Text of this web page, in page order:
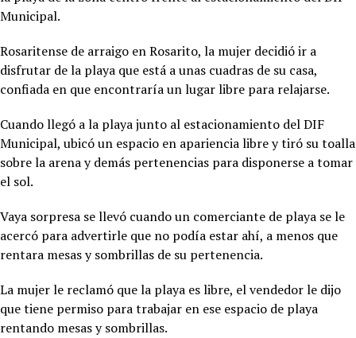
Municipal.
Rosaritense de arraigo en Rosarito, la mujer decidió ir a
disfrutar de la playa que está a unas cuadras de su casa,
confiada en que encontraría un lugar libre para relajarse.
Cuando llegó a la playa junto al estacionamiento del DIF
Municipal, ubicó un espacio en apariencia libre y tiró su toalla
sobre la arena y demás pertenencias para disponerse a tomar
el sol.
Vaya sorpresa se llevó cuando un comerciante de playa se le
acercó para advertirle que no podía estar ahí, a menos que
rentara mesas y sombrillas de su pertenencia.
La mujer le reclamó que la playa es libre, el vendedor le dijo
que tiene permiso para trabajar en ese espacio de playa
rentando mesas y sombrillas.